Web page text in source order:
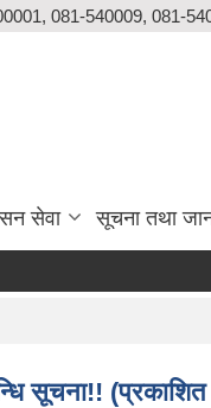
081-540009, 081-
सेवा सूचना तथा
सूचना!!